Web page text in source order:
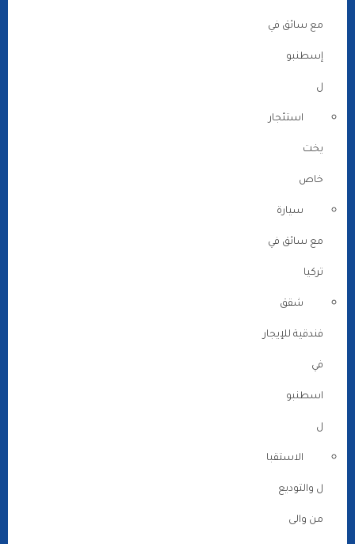
مع سائق في
إسطنبو
ل
استئجار
يخت
خاص
سيارة
مع سائق في
تركيا
شقق
فندقية للإيجار
في
اسطنبو
ل
الاستقبا
ل والتوديع
من والى